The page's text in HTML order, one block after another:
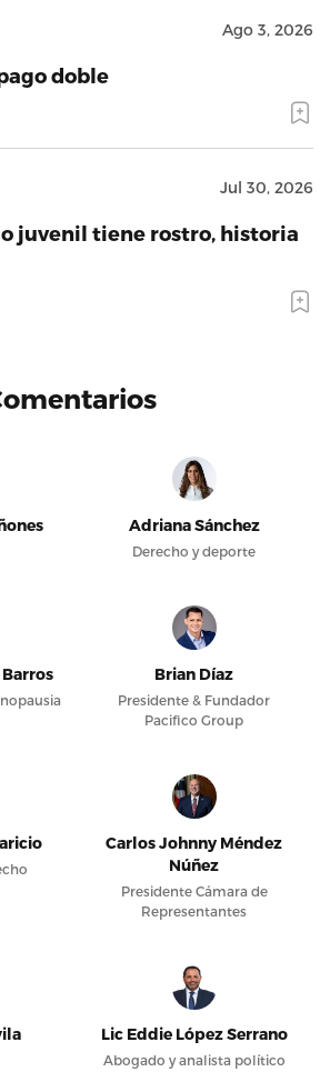
Ago 3, 2026
doble
Jul 30, 2026
juvenil tiene rostro, historia
Adriana Sánchez
Derecho y deporte
Barros Brian Díaz
Presidente & Fundador
Pacifico Group
Carlos Johnny Méndez
Núñez
Presidente Cámara de
Representantes
Lic Eddie López Serrano
Abogado y analista político